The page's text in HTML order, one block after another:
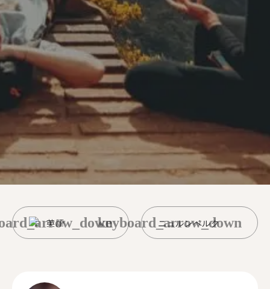
英語 ニュルンベルク
keyboard_arrow_down